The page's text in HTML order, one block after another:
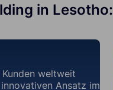
in Lesotho:
weltweit
Ansatz im